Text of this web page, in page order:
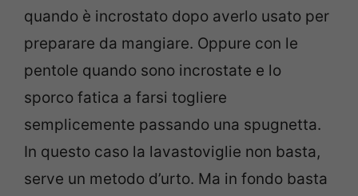
quando è incrostato dopo averlo usato per
preparare da mangiare. Oppure con le
pentole quando sono incrostate e lo
sporco fatica a farsi togliere
semplicemente passando una spugnetta.
In questo caso la lavastoviglie non basta,
serve un metodo d’urto. Ma in fondo basta